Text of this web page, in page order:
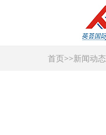
首页>>新闻动态